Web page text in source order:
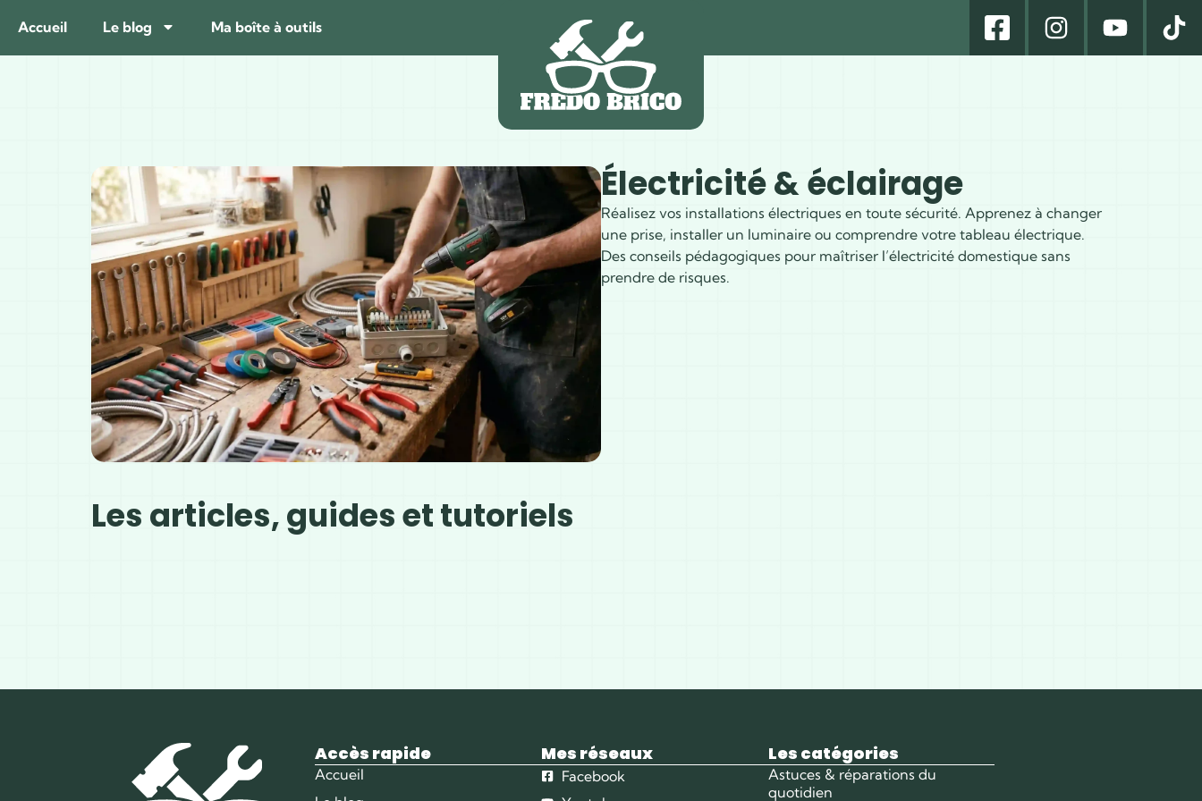
Accueil Le blog Ma boîte à outils
Électricité & éclairage
Réalisez vos installations électriques en toute sécurité. Apprenez à changer
une prise, installer un luminaire ou comprendre votre tableau électrique.
Des conseils pédagogiques pour maîtriser l’électricité domestique sans
prendre de risques.
Les articles, guides et tutoriels
Accès rapide
Accueil
Mes réseaux
Facebook
Les catégories
Astuces & réparations du
quotidien